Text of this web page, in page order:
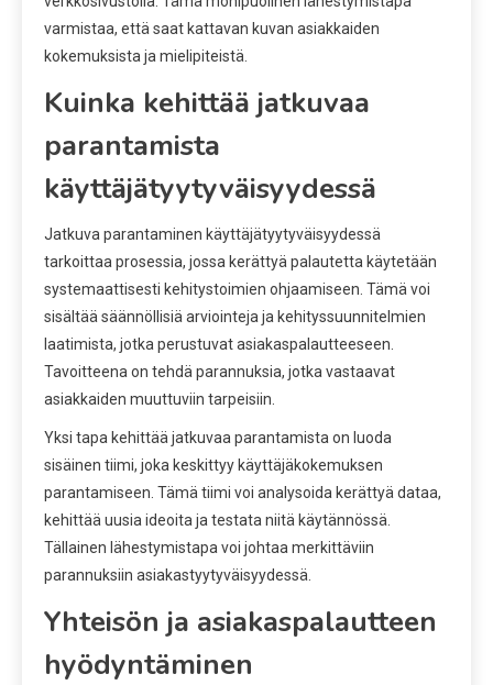
varmistaa, että saat kattavan kuvan asiakkaiden
kokemuksista ja mielipiteistä.
Kuinka kehittää jatkuvaa
parantamista
käyttäjätyytyväisyydessä
Jatkuva parantaminen käyttäjätyytyväisyydessä
tarkoittaa prosessia, jossa kerättyä palautetta käytetään
systemaattisesti kehitystoimien ohjaamiseen. Tämä voi
sisältää säännöllisiä arviointeja ja kehityssuunnitelmien
laatimista, jotka perustuvat asiakaspalautteeseen.
Tavoitteena on tehdä parannuksia, jotka vastaavat
asiakkaiden muuttuviin tarpeisiin.
Yksi tapa kehittää jatkuvaa parantamista on luoda
sisäinen tiimi, joka keskittyy käyttäjäkokemuksen
parantamiseen. Tämä tiimi voi analysoida kerättyä dataa,
kehittää uusia ideoita ja testata niitä käytännössä.
Tällainen lähestymistapa voi johtaa merkittäviin
parannuksiin asiakastyytyväisyydessä.
Yhteisön ja asiakaspalautteen
hyödyntäminen